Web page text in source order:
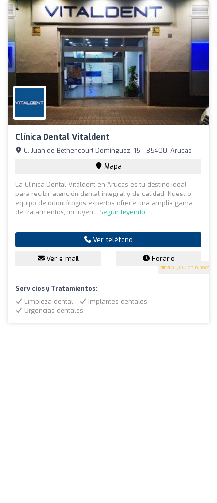
Clínica Dental Vitaldent
4.9 (136 opiniones)
C. Juan de Bethencourt Domínguez, 15 - 35400, Arucas
Mapa
La Clínica Dental Vitaldent en Arucas es tu destino ideal
para recibir atención dental integral y de calidad. Nuestro
equipo de odontólogos expertos ofrece una amplia gama
de tratamientos, incluyen... Seguir leyendo
Ver teléfono
Ver e-mail Horario
Servicios y Tratamientos:
Limpieza dental
Implantes dentales
Urgencias dentales